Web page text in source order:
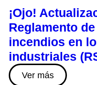
¡Ojo!
Reglamento
incendios en
industriales
Ver más